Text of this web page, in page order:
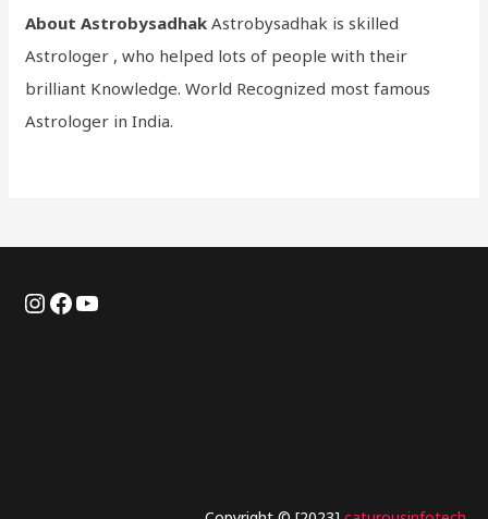
About Astrobysadhak Astrobysadhak is skilled
Astrologer , who helped lots of people with their
brilliant Knowledge. World Recognized most famous
Astrologer in India.